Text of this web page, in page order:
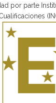
por parte